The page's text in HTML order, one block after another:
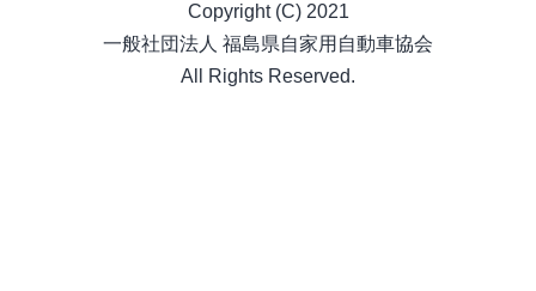
Copyright (C) 2021
一般社団法人 福島県自家用自動車協会
All Rights Reserved.